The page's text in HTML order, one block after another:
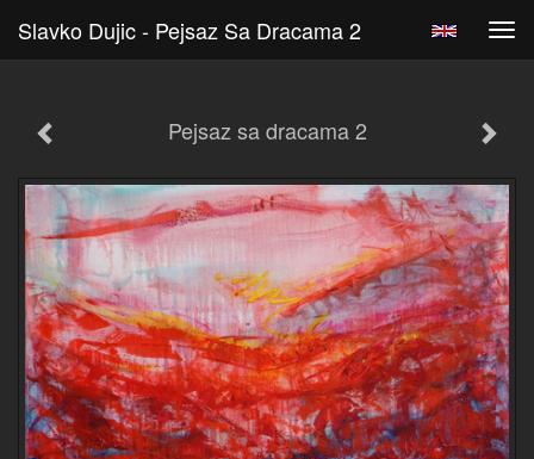
Slavko Dujic - Pejsaz Sa Dracama 2
Pejsaz sa dracama 2